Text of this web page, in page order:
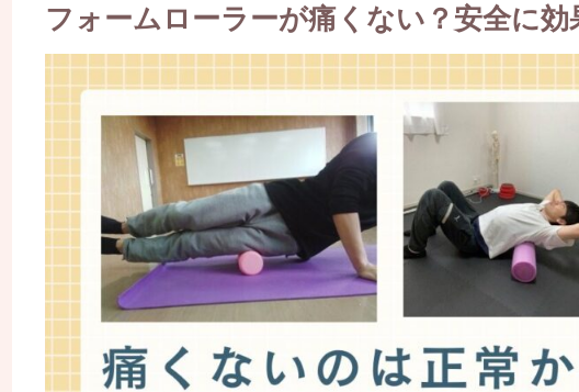
フォームローラーが痛くない？安全に